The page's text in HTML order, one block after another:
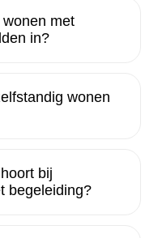
met
in?
wonen
bij
begeleiding?